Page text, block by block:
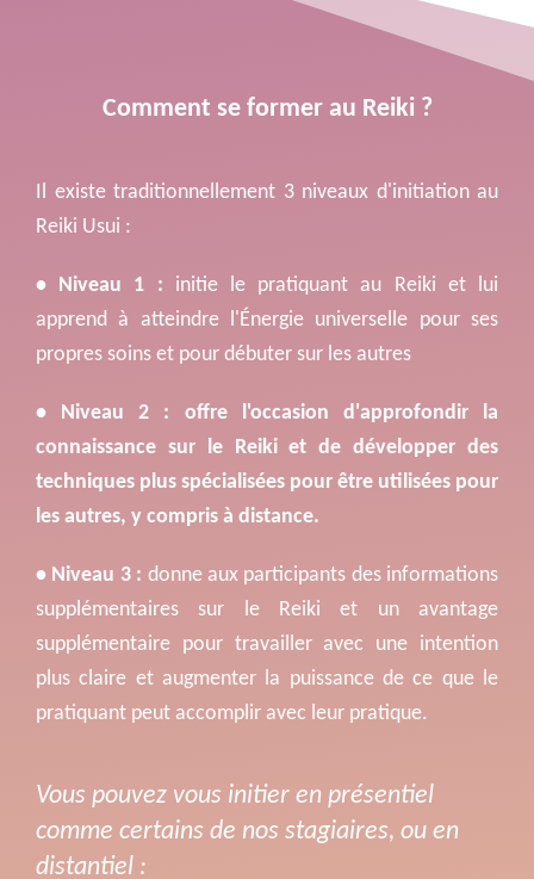
Comment se former au Reiki ?
Il existe traditionnellement 3 niveaux d'initiation au
Reiki Usui :
• Niveau 1 : initie le pratiquant au Reiki et lui
apprend à atteindre l'Énergie universelle pour ses
propres soins et pour débuter sur les autres
• Niveau 2 : offre l'occasion d'approfondir la
connaissance sur le Reiki et de développer des
techniques plus spécialisées pour être utilisées pour
les autres, y compris à distance.
• Niveau 3 : donne aux participants des informations
supplémentaires sur le Reiki et un avantage
supplémentaire pour travailler avec une intention
plus claire et augmenter la puissance de ce que le
pratiquant peut accomplir avec leur pratique.
Vous pouvez vous initier en présentiel
comme certains de nos stagiaires, ou en
distantiel :